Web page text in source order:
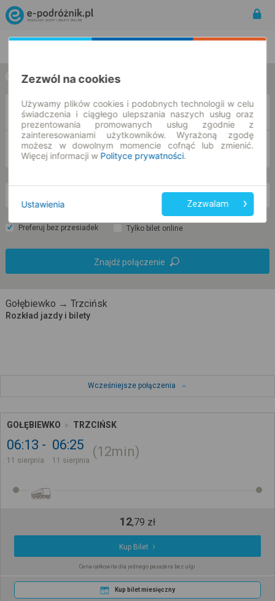
w jedną stronę w obie strony
DO
Preferuj bez przesiadek Tylko bilet online
Znajdź połączenie
Gołębiewko → Trzcińsk
Rozkład jazdy i bilety
Wcześniejsze połączenia
GOŁĘBIEWKO TRZCIŃSK
06:13
11 sierpnia
06:25
11 sierpnia
12min
12,79 zł
Kup Bilet
Cena całkowita dla jednego pasażera bez ulgi
Kup bilet miesięczny
Zezwól na cookies
Używamy plików cookies i podobnych technologii w celu
świadczenia i ciągłego ulepszania naszych usług oraz
prezentowania promowanych usług zgodnie z
zainteresowaniami użytkowników. Wyrażoną zgodę
możesz w dowolnym momencie cofnąć lub zmienić.
Więcej informacji w Polityce prywatności.
Ustawienia Zezwalam